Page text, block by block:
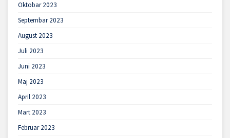
Oktobar 2023
Septembar 2023
August 2023
Juli 2023
Juni 2023
Maj 2023
April 2023
Mart 2023
Februar 2023